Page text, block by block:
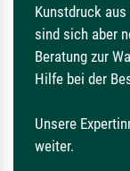
Kunstdruck
sind sich aber
Beratung zur
Hilfe bei der
Unsere
weiter.